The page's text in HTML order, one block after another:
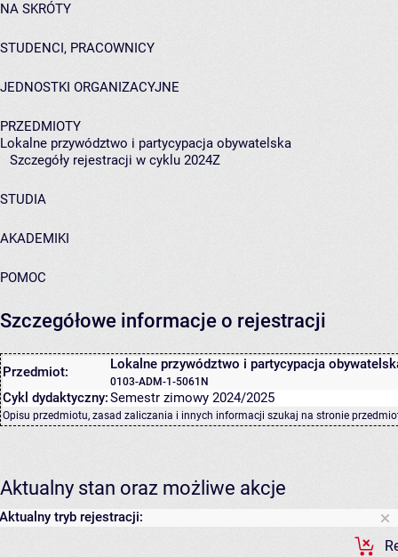
NA SKRÓTY
STUDENCI, PRACOWNICY
JEDNOSTKI ORGANIZACYJNE
PRZEDMIOTY
Lokalne przywództwo i partycypacja obywatelska
Szczegóły rejestracji w cyklu 2024Z
STUDIA
AKADEMIKI
POMOC
Szczegółowe informacje o rejestracji
Przedmiot: Lokalne przywództwo i partycypacja
0103-ADM-1-5061N
Cykl dydaktyczny:Semestr zimowy 2024/2025
Opisu przedmiotu, zasad zaliczania i innych informacji szukaj na stronie
Aktualny stan oraz możliwe akcje
Aktualny tryb rejestracji: